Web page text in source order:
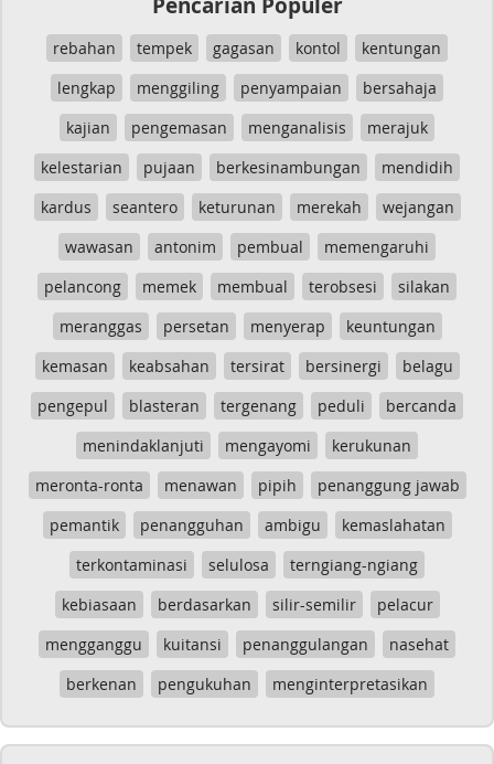
rebahan tempek gagasan kontol
kentungan
lengkap
menggiling penyampaian
bersahaja
kajian
pengemasan menganalisis
merajuk
kelestarian
pujaan berkesinambungan
mendidih
kardus
seantero keturunan merekah
wejangan
wawasan
antonim pembual
memengaruhi
pelancong
memek membual terobsesi
silakan
meranggas
persetan menyerap
keuntungan
kemasan
keabsahan tersirat bersinergi
belagu
pengepul
blasteran tergenang peduli
bercanda
menindaklanjuti
mengayomi
kerukunan
meronta-ronta
menawan pipih
penanggung jawab
pemantik
penangguhan ambigu
kemaslahatan
terkontaminasi
selulosa
terngiang-ngiang
kebiasaan
berdasarkan silir-semilir
pelacur
mengganggu
kuitansi penanggulangan
nasehat
berkenan
pengukuhan menginterpretasikan